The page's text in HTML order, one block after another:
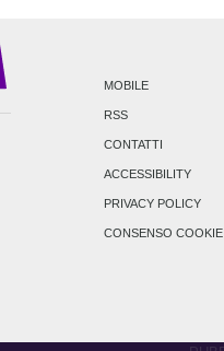
MOBILE
RSS
CONTATTI
ACCESSIBILITY
PRIVACY POLICY
CONSENSO COOKIE